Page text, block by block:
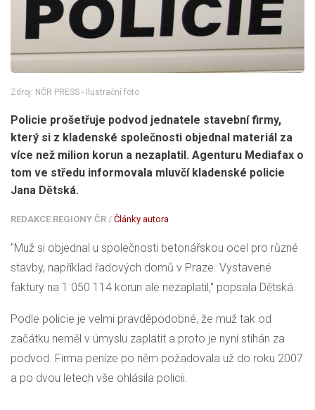
Zdroj: NČR PRESS - Ilustrační foto
Policie prošetřuje podvod jednatele stavební firmy,
který si z kladenské společnosti objednal materiál za
více než milion korun a nezaplatil. Agenturu Mediafax o
tom ve středu informovala mluvčí kladenské policie
Jana Dětská.
REDAKCE REGIONY ČR / Články autora
"Muž si objednal u společnosti betonářskou ocel pro různé
stavby, například řadových domů v Praze. Vystavené
faktury na 1 050 114 korun ale nezaplatil," popsala Dětská.
Podle policie je velmi pravděpodobné, že muž tak od
začátku neměl v úmyslu zaplatit a proto je nyní stíhán za
podvod. Firma peníze po něm požadovala už do roku 2007
a po dvou letech vše ohlásila policii.